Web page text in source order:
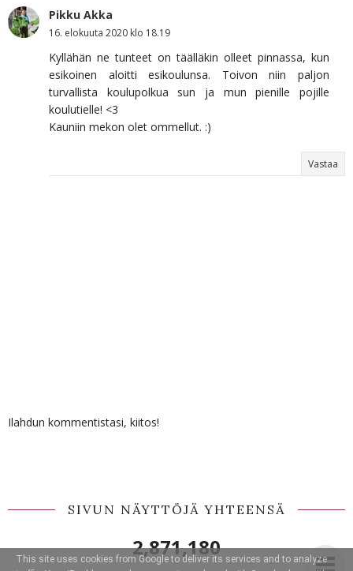
Pikku Akka
16. elokuuta 2020 klo 18.19
Kyllähän ne tunteet on täälläkin olleet pinnassa, kun
esikoinen aloitti esikoulunsa. Toivon niin paljon
turvallista koulupolkua sun ja mun pienille pojille
koulutielle! <3
Kauniin mekon olet ommellut. :)
Vastaa
Ilahdun kommentistasi, kiitos!
SIVUN NÄYTTÖJÄ YHTEENSÄ
2,871,180
This site uses cookies from Google to deliver its services and to analyze